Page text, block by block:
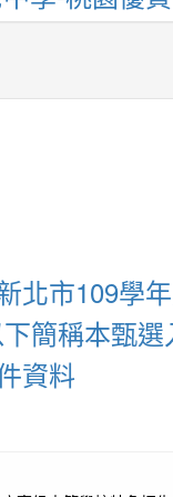
北市109學
簡稱本甄
資料